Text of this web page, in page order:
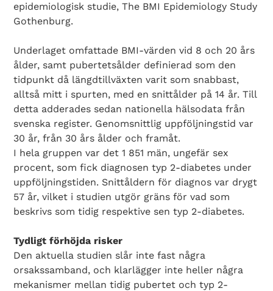
epidemiologisk studie, The BMI Epidemiology Study
Gothenburg.
Underlaget omfattade BMI-värden vid 8 och 20 års
ålder, samt pubertetsålder definierad som den
tidpunkt då längdtillväxten varit som snabbast,
alltså mitt i spurten, med en snittålder på 14 år. Till
detta adderades sedan nationella hälsodata från
svenska register. Genomsnittlig uppföljningstid var
30 år, från 30 års ålder och framåt.
I hela gruppen var det 1 851 män, ungefär sex
procent, som fick diagnosen typ 2-diabetes under
uppföljningstiden. Snittåldern för diagnos var drygt
57 år, vilket i studien utgör gräns för vad som
beskrivs som tidig respektive sen typ 2-diabetes.
Tydligt förhöjda risker
Den aktuella studien slår inte fast några
orsakssamband, och klarlägger inte heller några
mekanismer mellan tidig pubertet och typ 2-